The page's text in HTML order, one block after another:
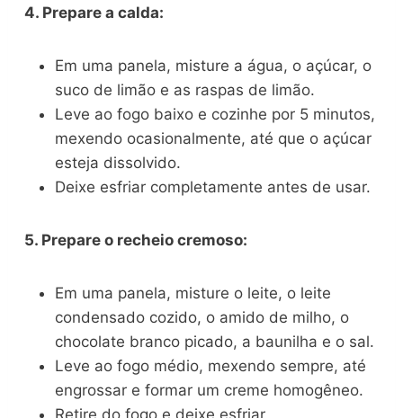
4. Prepare a calda:
Em uma panela, misture a água, o açúcar, o
suco de limão e as raspas de limão.
Leve ao fogo baixo e cozinhe por 5 minutos,
mexendo ocasionalmente, até que o açúcar
esteja dissolvido.
Deixe esfriar completamente antes de usar.
5. Prepare o recheio cremoso:
Em uma panela, misture o leite, o leite
condensado cozido, o amido de milho, o
chocolate branco picado, a baunilha e o sal.
Leve ao fogo médio, mexendo sempre, até
engrossar e formar um creme homogêneo.
Retire do fogo e deixe esfriar